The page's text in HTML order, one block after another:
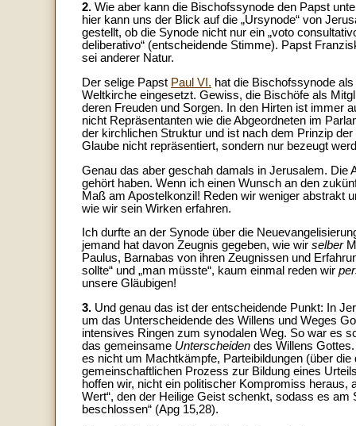
2. Wie aber kann die Bischofssynode den Papst
hier kann uns der Blick auf die „Ursynode“ von
gestellt, ob die Synode nicht nur ein „voto
deliberativo“ (entscheidende Stimme). Papst
sei anderer Natur.
Der selige Papst Paul VI. hat die Bischofssynode
Weltkirche eingesetzt. Gewiss, die Bischöfe als
deren Freuden und Sorgen. In den Hirten ist immer
nicht Repräsentanten wie die Abgeordneten im
der kirchlichen Struktur und ist nach dem Prinzip
Glaube nicht repräsentiert, sondern nur bezeugt
Genau das aber geschah damals in Jerusalem. Die
gehört haben. Wenn ich einen Wunsch an den
Maß am Apostelkonzil! Reden wir weniger abstrakt
wie wir sein Wirken erfahren.
Ich durfte an der Synode über die
jemand hat davon Zeugnis gegeben, wie wir selber
Paulus, Barnabas von ihren Zeugnissen und
sollte“ und „man müsste“, kaum einmal reden wir
unsere Gläubigen!
3. Und genau das ist der entscheidende Punkt: In
um das Unterscheidende des Willens und Weges
intensives Ringen zum synodalen Weg. So war es
das gemeinsame Unterscheiden des Willens
es nicht um Machtkämpfe, Parteibildungen (über
gemeinschaftlichen Prozess zur Bildung eines
hoffen wir, nicht ein politischer Kompromiss heraus,
Wert“, den der Heilige Geist schenkt, sodass es
beschlossen“ (Apg 15,28).